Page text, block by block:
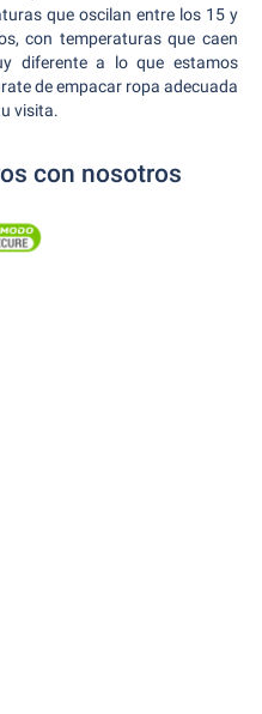
que oscilan entre los 15 y
con temperaturas que caen
diferente a lo que estamos
de empacar ropa adecuada
visita.
con nosotros